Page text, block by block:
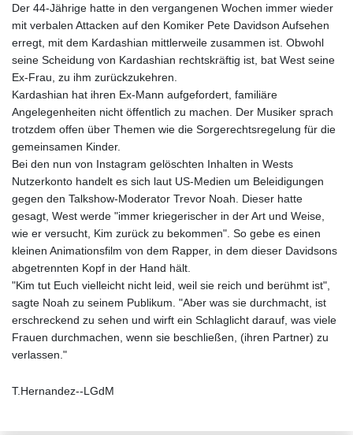
Der 44-Jährige hatte in den vergangenen Wochen immer wieder
mit verbalen Attacken auf den Komiker Pete Davidson Aufsehen
erregt, mit dem Kardashian mittlerweile zusammen ist. Obwohl
seine Scheidung von Kardashian rechtskräftig ist, bat West seine
Ex-Frau, zu ihm zurückzukehren.
Kardashian hat ihren Ex-Mann aufgefordert, familiäre
Angelegenheiten nicht öffentlich zu machen. Der Musiker sprach
trotzdem offen über Themen wie die Sorgerechtsregelung für die
gemeinsamen Kinder.
Bei den nun von Instagram gelöschten Inhalten in Wests
Nutzerkonto handelt es sich laut US-Medien um Beleidigungen
gegen den Talkshow-Moderator Trevor Noah. Dieser hatte
gesagt, West werde "immer kriegerischer in der Art und Weise,
wie er versucht, Kim zurück zu bekommen". So gebe es einen
kleinen Animationsfilm von dem Rapper, in dem dieser Davidsons
abgetrennten Kopf in der Hand hält.
"Kim tut Euch vielleicht nicht leid, weil sie reich und berühmt ist",
sagte Noah zu seinem Publikum. "Aber was sie durchmacht, ist
erschreckend zu sehen und wirft ein Schlaglicht darauf, was viele
Frauen durchmachen, wenn sie beschließen, (ihren Partner) zu
verlassen."
T.Hernandez--LGdM